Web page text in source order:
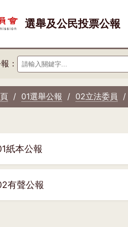
選舉及公民投票公報
：
01選舉公報 02立法委員
紙本公報
有聲公報